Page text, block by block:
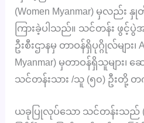
(Women Myanmar) မှလည်း
ကြားခဲ့ပါသည်။ သင်တန်း ဖွင့်
ဦးစီးဌာနမှ တာဝန်ရှိပုဂ္ဂိုလ်များ၊
Myanmar) မှတာဝန်ရှိသူများ
သင်တန်းသား /သူ (၅၀) ဦးတို့
ယခုပြုလုပ်သော သင်တန်းသည် (